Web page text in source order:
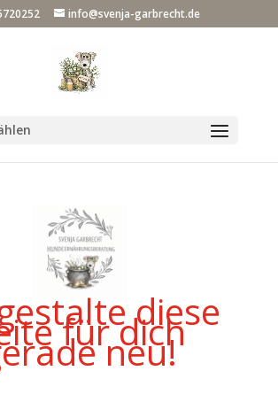
info@svenja-garbrecht.de
diese
für dich
neu!